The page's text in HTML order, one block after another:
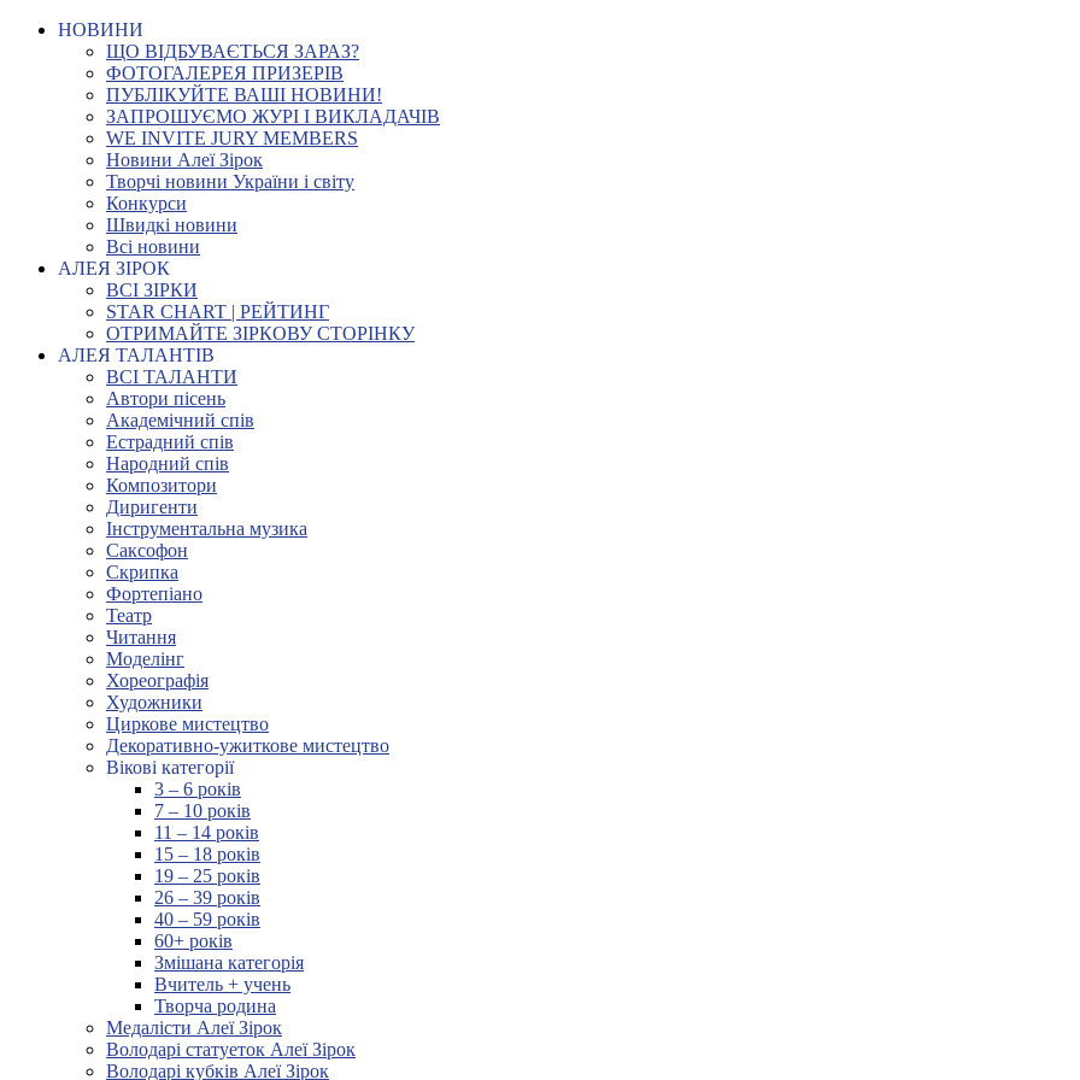
НОВИНИ
ЩО ВІДБУВАЄТЬСЯ ЗАРАЗ?
ФОТОГАЛЕРЕЯ ПРИЗЕРІВ
ПУБЛІКУЙТЕ ВАШІ НОВИНИ!
ЗАПРОШУЄМО ЖУРІ І ВИКЛАДАЧІВ
WE INVITE JURY MEMBERS
Новини Алеї Зірок
Творчі новини України і світу
Конкурси
Швидкі новини
Всі новини
АЛЕЯ ЗІРОК
ВСІ ЗІРКИ
STAR CHART | РЕЙТИНГ
ОТРИМАЙТЕ ЗІРКОВУ СТОРІНКУ
АЛЕЯ ТАЛАНТІВ
ВСІ ТАЛАНТИ
Автори пісень
Академічний спів
Естрадний спів
Народний спів
Композитори
Диригенти
Інструментальна музика
Саксофон
Скрипка
Фортепіано
Театр
Читання
Моделінг
Хореографія
Художники
Циркове мистецтво
Декоративно-ужиткове мистецтво
Вікові категорії
3 – 6 років
7 – 10 років
11 – 14 років
15 – 18 років
19 – 25 років
26 – 39 років
40 – 59 років
60+ років
Змішана категорія
Вчитель + учень
Творча родина
Медалісти Алеї Зірок
Володарі статуеток Алеї Зірок
Володарі кубків Алеї Зірок